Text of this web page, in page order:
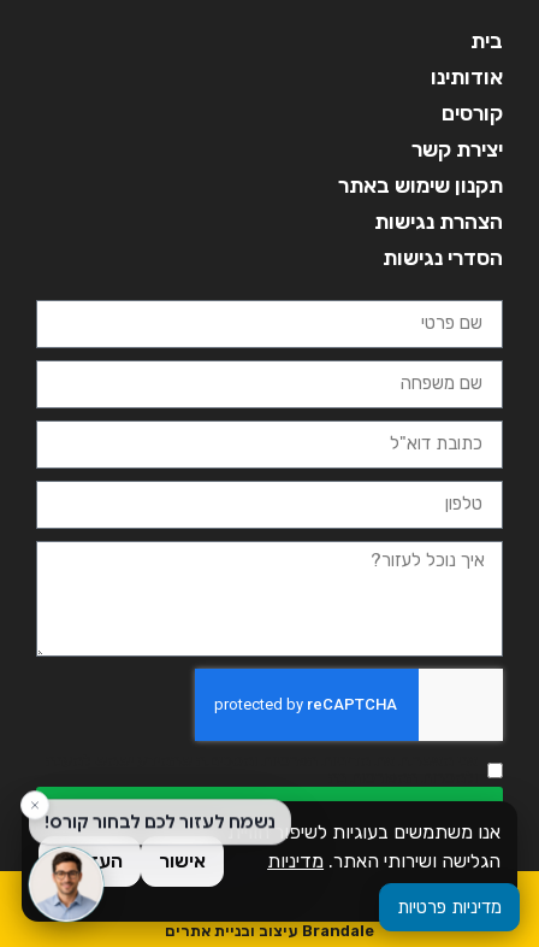
בית
אודותינו
קורסים
יצירת קשר
תקנון שימוש באתר
הצהרת נגישות
הסדרי נגישות
שליחה
כל הזכויות שמורות לזמן אשכול
Brandale עיצוב ובניית אתרים
אנו משתמשים בעוגיות לשיפור חוויית
הגלישה ושירותי האתר. מדיניות
פרטיות
אישור העדפות
מדיניות פרטיות